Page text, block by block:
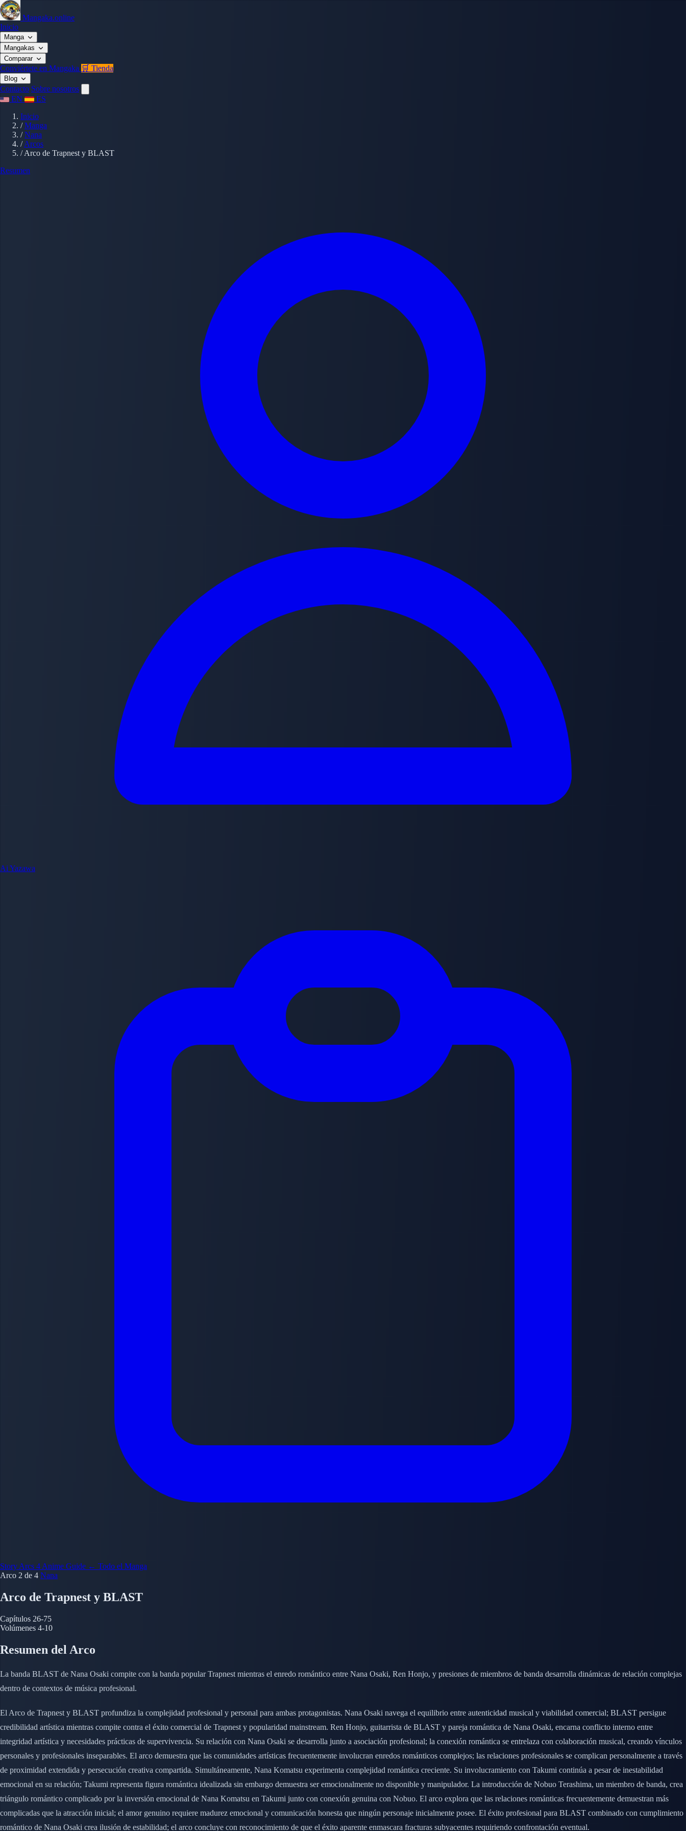
Mangaka.online
Inicio
Manga
Mangakas
Comparar
Conviértete en Mangaka 🛒 Tienda
Blog
Contacto Sobre nosotros
EN
ES
Inicio
/ Manga
/ Nana
/ Arcos
/ Arco de Trapnest y BLAST
Resumen
Ai Yazawa
Story Arcs 4 Anime Guide ← Todo el Manga
Arco 2 de 4 Nana
Arco de Trapnest y BLAST
Capítulos 26-75
Volúmenes 4-10
Resumen del Arco
La banda BLAST de Nana Osaki compite con la banda popular Trapnest mientras el enredo romántico entre Nana Osaki, Ren Honjo, y presiones de miembros de banda desarrolla dinámicas de relación complejas
dentro de contextos de música profesional.
El Arco de Trapnest y BLAST profundiza la complejidad profesional y personal para ambas protagonistas. Nana Osaki navega el equilibrio entre autenticidad musical y viabilidad comercial; BLAST persigue
credibilidad artística mientras compite contra el éxito comercial de Trapnest y popularidad mainstream. Ren Honjo, guitarrista de BLAST y pareja romántica de Nana Osaki, encarna conflicto interno entre
integridad artística y necesidades prácticas de supervivencia. Su relación con Nana Osaki se desarrolla junto a asociación profesional; la conexión romántica se entrelaza con colaboración musical, creando vínculos
personales y profesionales inseparables. El arco demuestra que las comunidades artísticas frecuentemente involucran enredos románticos complejos; las relaciones profesionales se complican personalmente a través
de proximidad extendida y persecución creativa compartida. Simultáneamente, Nana Komatsu experimenta complejidad romántica creciente. Su involucramiento con Takumi continúa a pesar de inestabilidad
emocional en su relación; Takumi representa figura romántica idealizada sin embargo demuestra ser emocionalmente no disponible y manipulador. La introducción de Nobuo Terashima, un miembro de banda, crea
triángulo romántico complicado por la inversión emocional de Nana Komatsu en Takumi junto con conexión genuina con Nobuo. El arco explora que las relaciones románticas frecuentemente demuestran más
complicadas que la atracción inicial; el amor genuino requiere madurez emocional y comunicación honesta que ningún personaje inicialmente posee. El éxito profesional para BLAST combinado con cumplimiento
romántico de Nana Osaki crea ilusión de estabilidad; el arco concluye con reconocimiento de que el éxito aparente enmascara fracturas subyacentes requiriendo confrontación eventual.